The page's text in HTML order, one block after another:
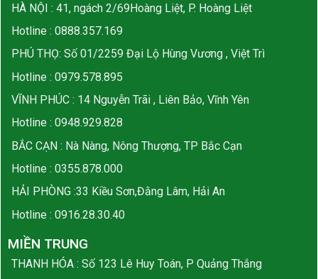
HÀ NỘI : 41, ngách 2/69Hoàng Liệt, P. Hoàng Liệt
Hotline : 0888.357.169
PHÚ THỌ: Số 01/2259 Đại Lộ Hùng Vương , Việt Trì
Hotline : 0979.578.895
VĨNH PHÚC : 14 Nguyễn Trãi , Liên Bảo, Vĩnh Yên
Hotline : 0948.929.828
BẮC CẠN : Nà Nàng, Nông Thượng, TP Bắc Cạn
Hotline : 0355.878.000
HẢI PHÒNG :33 Kiều Sơn,Đằng Lâm, Hải An
Hotline : 0916.28.30.40
MIỀN TRUNG
THANH HÓA : Số 123 Lê Huy Toán, P Quảng Thắng